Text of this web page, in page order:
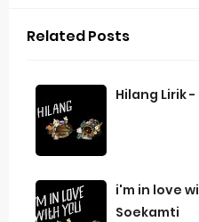
Related Posts
Hilang Lirik
i'm in love
Soekamti